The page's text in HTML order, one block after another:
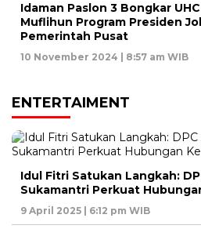
Idaman Paslon 3 Bongkar
Muflihun Program Presiden
Pemerintah Pusat
10 November 2024 | 8:57 am WIB
ENTERTAIMENT
Idul Fitri Satukan Langkah:
Sukamantri Perkuat
9 April 2025 | 6:12 pm WIB